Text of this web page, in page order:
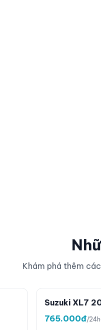
Khám phá thêm
Suzuki XL7
765.000đ/24h